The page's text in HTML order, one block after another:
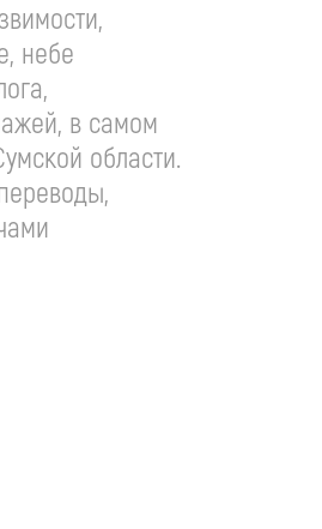
небе
в самом
области.